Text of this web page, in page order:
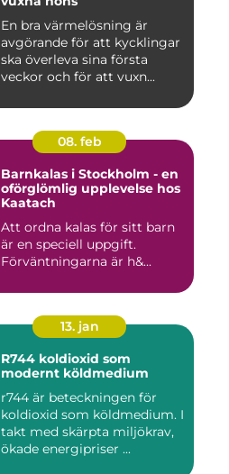
En bra värmelösning är
avgörande för att kycklingar
ska överleva sina första
veckor och för att vuxn...
08. feb
Barnkalas i Stockholm - en
oförglömlig upplevelse hos
Kaatach
Att ordna kalas för sitt barn
är en speciell uppgift.
Förväntningarna är h&...
13. jan
R744 koldioxid som
modernt köldmedium
r744 är beteckningen för
koldioxid som köldmedium. I
takt med skärpta miljökrav,
ökade energipriser ...